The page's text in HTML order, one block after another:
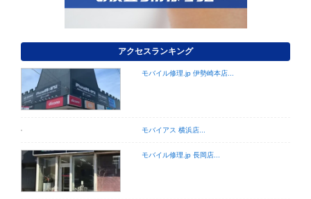
アクセスランキング
モバイル修理.jp 伊勢崎本店...
モバイアス 横浜店...
モバイル修理.jp 長岡店...